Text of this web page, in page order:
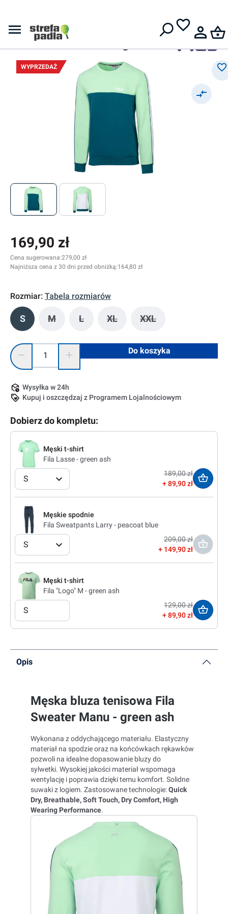
Męska bluza
Fila Sweater Manu - green ash
WYPRZEDAŻ
169,90 zł
Cena sugerowana:279,00 zł
Najniższa cena z 30 dni przed obniżką:164,80 zł
Rozmiar: Tabela rozmiarów
S M(Ta opcja jest obecnie niedostępna.)
L(Ta opcja jest obecnie niedostępna.)
XL(Ta opcja jest obecnie
XXL(Ta opcja jest
Ilość produktu: Wprowadź żądaną ilość lub użyj
Do koszyka
Wysyłka w 24h
Kupuj i oszczędzaj z Programem Lojalnościowym
Dobierz do kompletu:
Męski t-shirt
Fila Lasse - green ash
S
189,00 zł
89,90 zł
Męskie spodnie
Fila Sweatpants Larry - peacoat blue
S
209,00 zł
149,90 zł
Męski t-shirt
Fila "Logo" M - green ash
S
129,00 zł
89,90 zł
Opis
Męska bluza tenisowa Fila
Sweater Manu - green ash
Wykonana z oddychającego materiału. Elastyczny
materiał na spodzie oraz na końcówkach rękawków
pozwoli na idealne dopasowanie bluzy do
sylwetki. Wysokiej jakości materiał wspomaga
wentylację i poprawia dzięki temu komfort. Solidne
suwaki z logiem. Zastosowane technologie:Quick
Dry, Breathable, Soft Touch, Dry Comfort, High
Wearing Performance.